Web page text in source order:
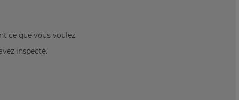
ce que vous voulez.
inspecté.